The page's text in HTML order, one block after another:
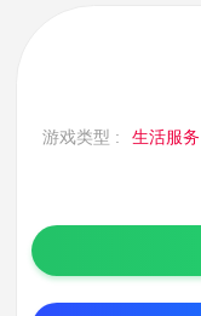
游戏类型 : 生活服务